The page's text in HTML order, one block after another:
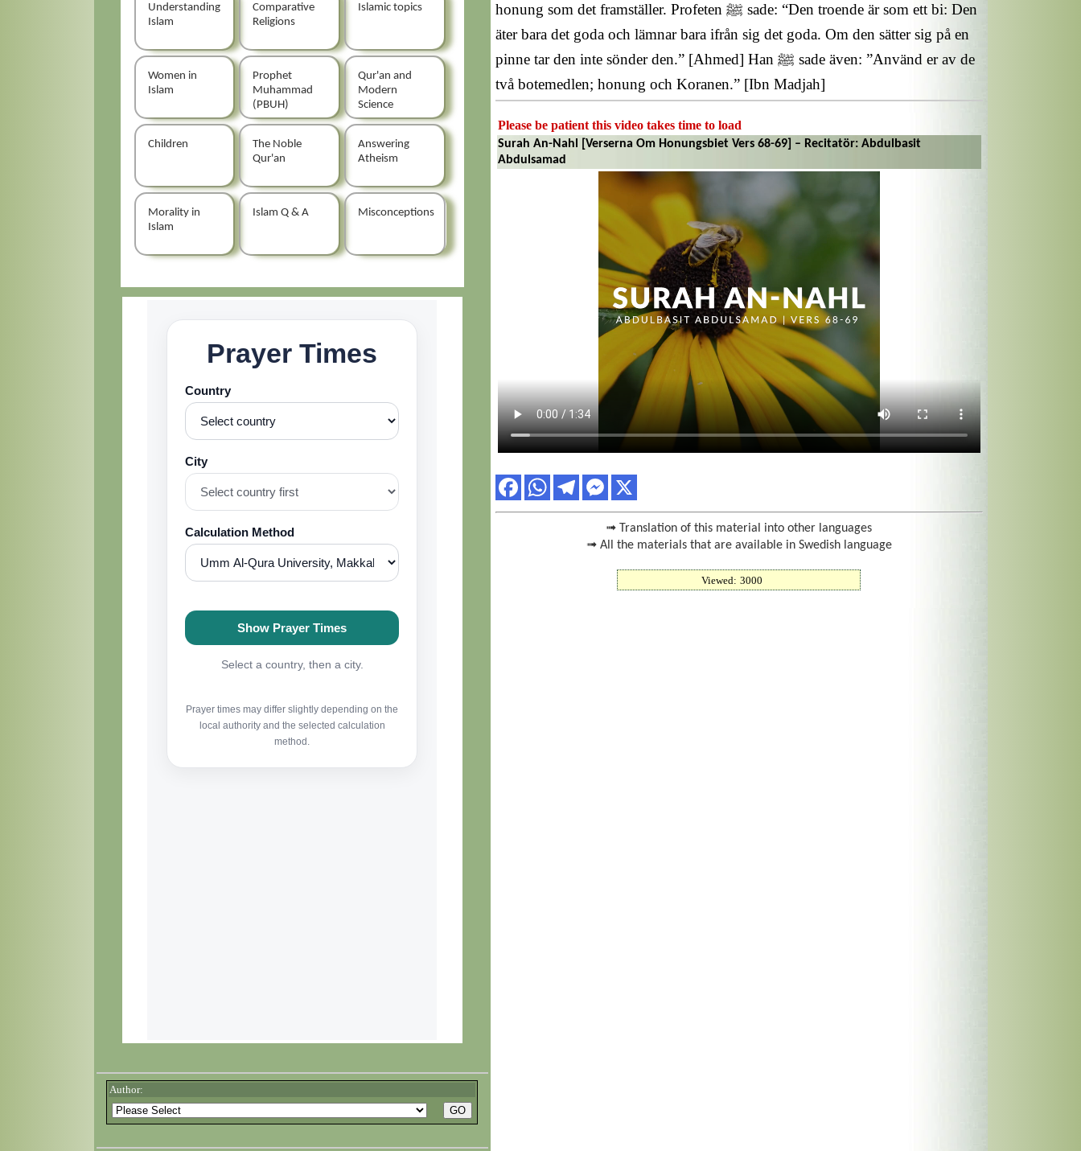
Understanding
Islam
Comparative
Religions
Islamic topics
Women in
Islam
Prophet
Muhammad
(PBUH)
Qur'an and
Modern
Science
Children
The Noble
Qur'an
Answering
Atheism
Morality in
Islam
Islam Q & A Misconceptions
Author:
honung som det framställer. Profeten ﷺ sade: “Den troende är som ett bi: Den
äter bara det goda och lämnar bara ifrån sig det goda. Om den sätter sig på en
pinne tar den inte sönder den.” [Ahmed] Han ﷺ sade även: ”Använd er av de
två botemedlen; honung och Koranen.” [Ibn Madjah]
Please be patient this video takes time to load
Surah An-Nahl [Verserna Om Honungsbiet Vers 68-69] – Recitatör: Abdulbasit
Abdulsamad
➟ Translation of this material into other languages
➟ All the materials that are available in Swedish language
Viewed: 3000